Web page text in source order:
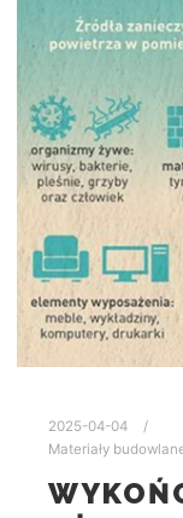
2025-04-04
Materiały